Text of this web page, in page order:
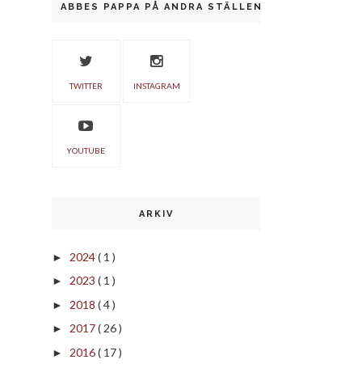
ABBES PAPPA PÅ ANDRA STÄLLEN
TWITTER INSTAGRAM
YOUTUBE
ARKIV
► 2024( 1 )
► 2023 ( 1 )
► 2018 ( 4 )
► 2017( 26 )
► 2016( 17 )